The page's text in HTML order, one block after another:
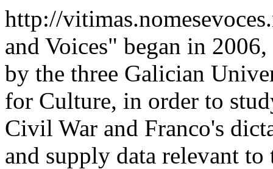
http://
and Voices" began in
by the three Galician
for Culture, in order to
Civil War and Franco's
and supply data relevant